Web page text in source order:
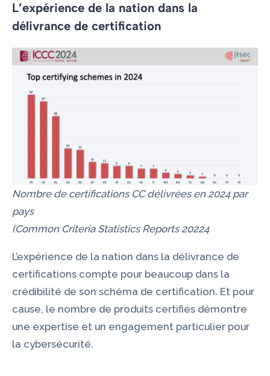
L’expérience de la nation dans la
délivrance de certification
Nombre de certifications CC délivrées en 2024 par
pays
(Common Criteria Statistics Reports 20224
L’expérience de la nation dans la délivrance de
certifications compte pour beaucoup dans la
crédibilité de son schéma de certification. Et pour
cause, le nombre de produits certifiés démontre
une expertise et un engagement particulier pour
la cybersécurité.